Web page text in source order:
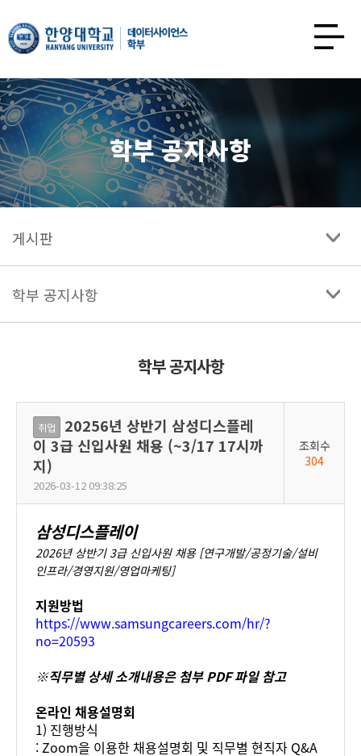
한양대학교
데이터사이언스학과
열기
학부 공지사항
게시판
학부 공지사항
학부 공지사항
취업
20256년 상반기 삼성디스플레
이 3급 신입사원 채용 (~3/17 17시까
지)
2026-03-12 09:38:25
조회수
304
삼성디스플레이
2026년 상반기 3급 신입사원 채용 [연구개발/공정기술/설비
인프라/경영지원/영업마케팅]
지원방법
https://www.samsungcareers.com/hr/?
no=20593
※직무별 상세 소개내용은 첨부 PDF 파일 참고
온라인 채용설명회
1) 진행방식
: Zoom을 이용한 채용설명회 및 직무별 현직자 Q&A